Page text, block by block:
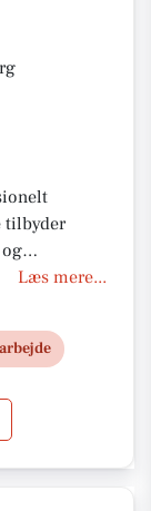
tilbyder
samt
og finish
Læs mere...